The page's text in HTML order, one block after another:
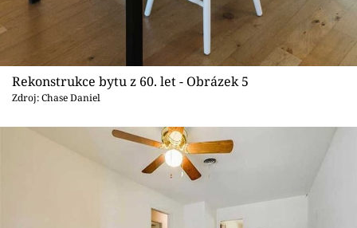
Rekonstrukce bytu z 60. let - Obrázek 5
Zdroj: Chase Daniel